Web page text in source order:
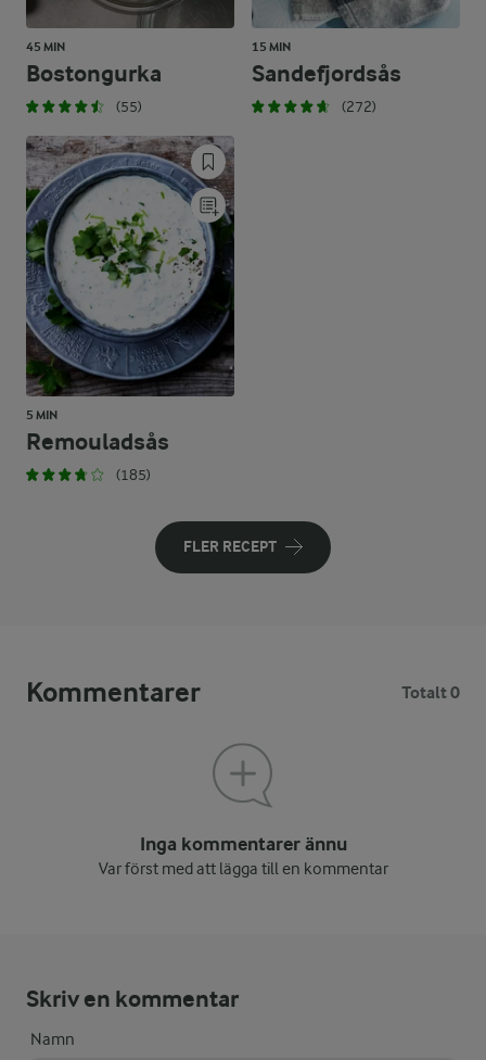
45 MIN
Bostongurka
(55)
15 MIN
Sandefjordsås
(272)
5 MIN
Remouladsås
(185)
FLER RECEPT
Kommentarer Totalt 0
Inga kommentarer ännu
Var först med att lägga till en kommentar
Skriv en kommentar
Namn